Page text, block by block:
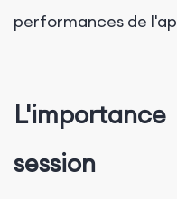
performances de
session